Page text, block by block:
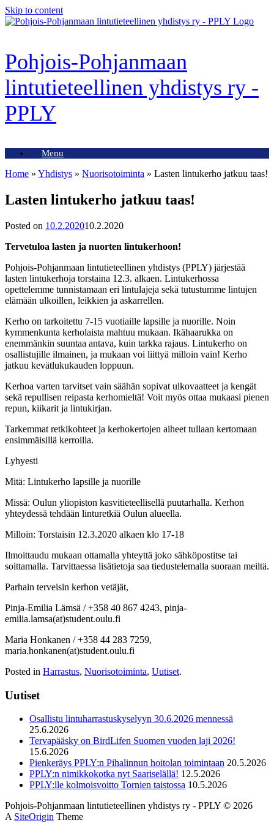
Skip to content
Pohjois-Pohjanmaan
lintutieteellinen yhdistys ry -
PPLY
Menu
Home » Yhdistys » Nuorisotoiminta » Lasten lintukerho jatkuu taas!
Lasten lintukerho jatkuu taas!
Posted on 10.2.202010.2.2020
Tervetuloa lasten ja nuorten lintukerhoon!
Pohjois-Pohjanmaan lintutieteellinen yhdistys (PPLY) järjestää
lasten lintukerhoja torstaina 12.3. alkaen. Lintukerhossa
opettelemme tunnistamaan eri lintulajeja sekä tutustumme lintujen
elämään ulkoillen, leikkien ja askarrellen.
Kerho on tarkoitettu 7-15 vuotiaille lapsille ja nuorille. Noin
kymmenkunta kerholaista mahtuu mukaan. Ikähaarukka on
enemmänkin suuntaa antava, kuin tarkka rajaus. Lintukerho on
osallistujille ilmainen, ja mukaan voi liittyä milloin vain! Kerho
jatkuu kevätlukukauden loppuun.
Kerhoa varten tarvitset vain säähän sopivat ulkovaatteet ja kengät
sekä repullisen reipasta kerhomieltä! Voit myös ottaa mukaasi pienen
repun, kiikarit ja lintukirjan.
Tarkemmat retkikohteet ja kerhokertojen aiheet tullaan kertomaan
ensimmäisillä kerroilla.
Lyhyesti
Mitä: Lintukerho lapsille ja nuorille
Missä: Oulun yliopiston kasvitieteellisellä puutarhalla. Kerhon
yhteydessä tehdään linturetkiä Oulun alueella.
Milloin: Torstaisin 12.3.2020 alkaen klo 17-18
Ilmoittaudu mukaan ottamalla yhteyttä joko sähköpostitse tai
soittamalla. Tarvittaessa lisätietoja saa tiedustelemalla suoraan meiltä.
Parhain terveisin kerhon vetäjät,
Pinja-Emilia Lämsä / +358 40 867 4243, pinja-
emilia.lamsa(at)student.oulu.fi
Maria Honkanen / +358 44 283 7259,
maria.honkanen(at)student.oulu.fi
Posted in Harrastus, Nuorisotoiminta, Uutiset.
Uutiset
Osallistu lintuharrastuskyselyyn 30.6.2026 mennessä
25.6.2026
Tervapääsky on BirdLifen Suomen vuoden laji 2026!
15.6.2026
Pienkeräys PPLY:n Pihalinnun hoitolan toimintaan 20.5.2026
PPLY:n nimikkokotka nyt Saariselällä! 12.5.2026
PPLY:lle kolmoisvoitto Tornien taistossa 10.5.2026
Pohjois-Pohjanmaan lintutieteellinen yhdistys ry - PPLY © 2026
A SiteOrigin Theme